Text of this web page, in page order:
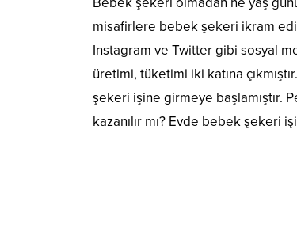
misafirlere bebek şekeri ikram
Instagram ve Twitter gibi sosyal
üretimi, tüketimi iki katına
şekeri işine girmeye başlamıştır.
kazanılır mı? Evde bebek şekeri